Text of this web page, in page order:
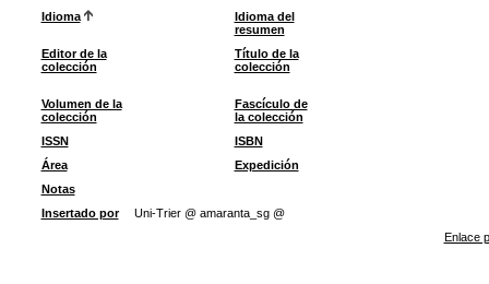
Idioma
Idioma del
resumen
Editor de la
colección
Título de la
colección
Volumen de la
colección
Fascículo de
la colección
ISSN
ISBN
Área
Expedición
Notas
Insertado por
Uni-Trier @ amaranta_sg @
Enlace